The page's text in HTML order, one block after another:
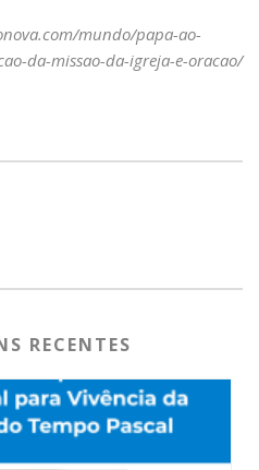
mundo/papa-ao-
da-missao-da-igreja-e-oracao/
RECENTES